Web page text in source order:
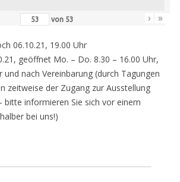
von 53 › »
06.10.21, 19.00 Uhr
geöffnet Mo. – Do. 8.30 – 16.00 Uhr,
und nach Vereinbarung (durch Tagungen
zeitweise der Zugang zur Ausstellung
bitte informieren Sie sich vor einem
bei uns!)